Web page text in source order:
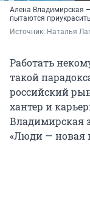
Алена Владимирская —
пытаются
Источник: Наталья
Работать
такой
российский
хантер и
Владимирская
«Люди — новая